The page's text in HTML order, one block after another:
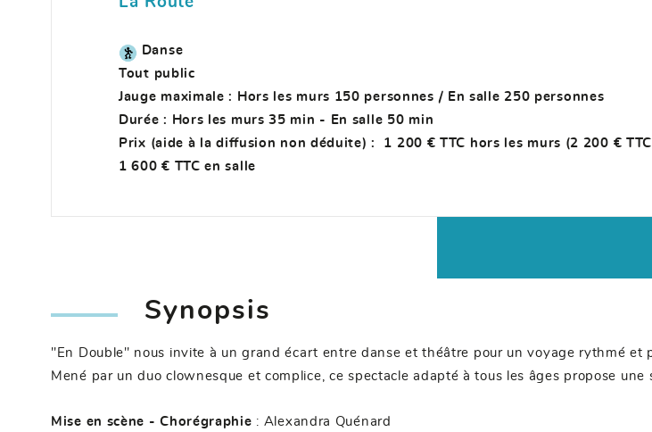
Danse
Tout public
Jauge maximale : Hors les murs 150 personnes / En salle 250 personnes
Durée : Hors les murs 35 min - En salle 50 min
Prix (aide à la diffusion non déduite) : 1 200 € TTC hors les murs (2 200 €
1 600 € TTC en salle
Synopsis
"En Double" nous invite à un grand écart entre danse et théâtre pour un voyage rythmé et
Mené par un duo clownesque et complice, ce spectacle adapté à tous les âges propose
Mise en scène - Chorégraphie : Alexandra Quénard